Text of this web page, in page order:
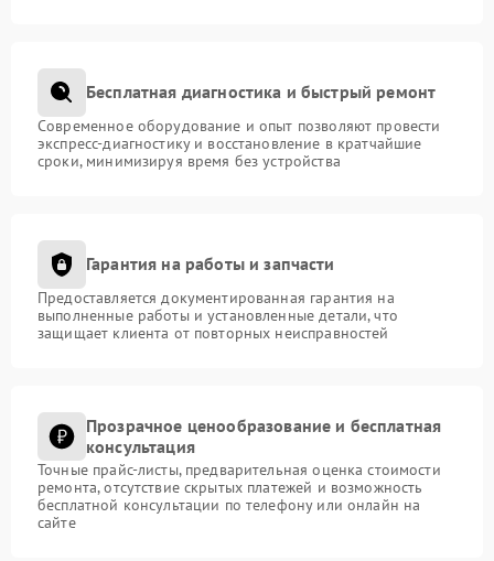
Бесплатная диагностика и быстрый ремонт
Современное оборудование и опыт позволяют провести
экспресс-диагностику и восстановление в кратчайшие
сроки, минимизируя время без устройства
Гарантия на работы и запчасти
Предоставляется документированная гарантия на
выполненные работы и установленные детали, что
защищает клиента от повторных неисправностей
Прозрачное ценообразование и бесплатная
консультация
Точные прайс-листы, предварительная оценка стоимости
ремонта, отсутствие скрытых платежей и возможность
бесплатной консультации по телефону или онлайн на
сайте